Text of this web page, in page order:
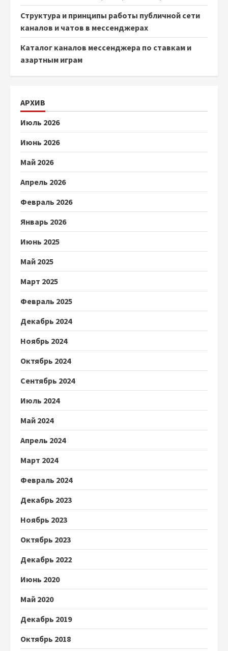
Структура и принципы работы публичной сети
каналов и чатов в мессенджерах
Каталог каналов мессенджера по ставкам и
азартным играм
АРХИВ
Июль 2026
Июнь 2026
Май 2026
Апрель 2026
Февраль 2026
Январь 2026
Июнь 2025
Май 2025
Март 2025
Февраль 2025
Декабрь 2024
Ноябрь 2024
Октябрь 2024
Сентябрь 2024
Июль 2024
Май 2024
Апрель 2024
Март 2024
Февраль 2024
Декабрь 2023
Ноябрь 2023
Октябрь 2023
Декабрь 2022
Июнь 2020
Май 2020
Декабрь 2019
Октябрь 2018